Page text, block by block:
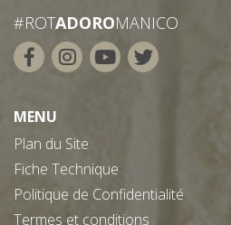
#ROTADOROMANICO
MENU
Plan du Site
Fiche Technique
Politique de Confidentialité
Termes et conditions